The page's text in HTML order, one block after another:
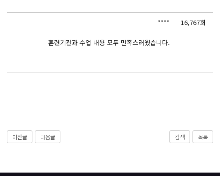
**** 16,767회
훈련기관과 수업 내용 모두 만족스러웠습니다.
이전글 다음글 검색 목록
BIM 건축설계 및 실내건축설계(캐드(CAD),맥스(MAX),레빗(REVIT))실무자 양성과정
반응형/웹퍼블리셔/프론트엔드 웹개발자(웹디자인)
전산세무회계 자격취득과정[전산회계1급/전산세무2급/FAT1급/TAT2급]